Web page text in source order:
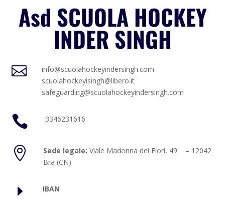
Asd SCUOLA HOCKEY
INDER SINGH

info@scuolahockeyindersingh.com
scuolahockeyisingh@libero.it
safeguarding@scuolahockeyindersingh.com
 3346231616
 Sede legale: Viale Madonna dei Fiori, 49 – 12042
Bra (CN)
E IBAN